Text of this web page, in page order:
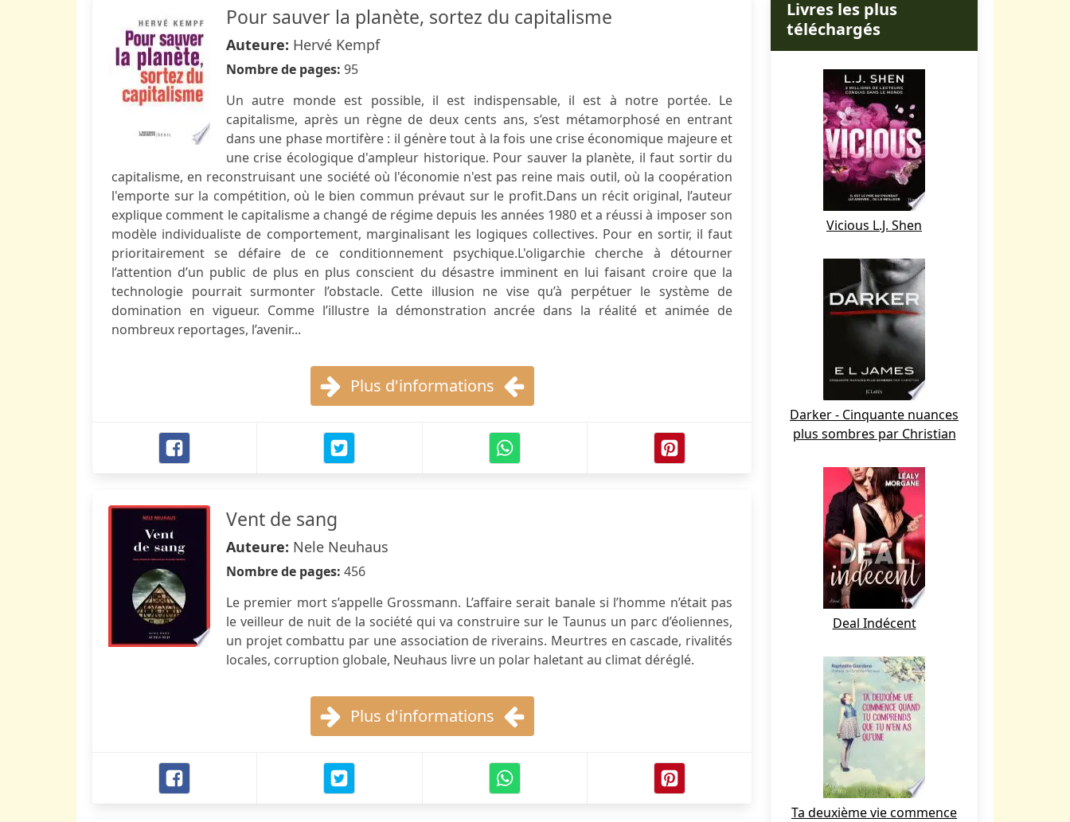
Pour sauver la planète, sortez du capitalisme
Auteure: Hervé Kempf
Nombre de pages: 95
Un autre monde est possible, il est indispensable, il est à notre portée. Le
capitalisme, après un règne de deux cents ans, s’est métamorphosé en entrant
dans une phase mortifère : il génère tout à la fois une crise économique majeure et
une crise écologique d'ampleur historique. Pour sauver la planète, il faut sortir du
capitalisme, en reconstruisant une société où l'économie n'est pas reine mais outil, où la coopération
l'emporte sur la compétition, où le bien commun prévaut sur le profit.Dans un récit original, l’auteur
explique comment le capitalisme a changé de régime depuis les années 1980 et a réussi à imposer son
modèle individualiste de comportement, marginalisant les logiques collectives. Pour en sortir, il faut
prioritairement se défaire de ce conditionnement psychique.L'oligarchie cherche à détourner
l’attention d’un public de plus en plus conscient du désastre imminent en lui faisant croire que la
technologie pourrait surmonter l’obstacle. Cette illusion ne vise qu’à perpétuer le système de
domination en vigueur. Comme l’illustre la démonstration ancrée dans la réalité et animée de
nombreux reportages, l’avenir...
Plus d'informations
Vent de sang
Auteure: Nele Neuhaus
Nombre de pages: 456
Le premier mort s’appelle Grossmann. L’affaire serait banale si l’homme n’était pas
le veilleur de nuit de la société qui va construire sur le Taunus un parc d’éoliennes,
un projet combattu par une association de riverains. Meurtres en cascade, rivalités
locales, corruption globale, Neuhaus livre un polar haletant au climat déréglé.
Plus d'informations
Livres les plus
téléchargés
Vicious L.J. Shen
Darker - Cinquante nuances
plus sombres par Christian
Deal Indécent
Ta deuxième vie commence